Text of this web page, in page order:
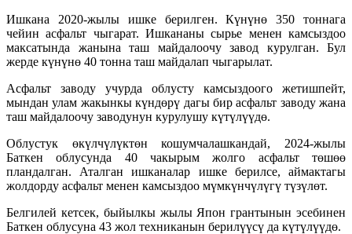
Ишкана 2020-жылы ишке берилген. Күнүнө 350 тоннага
чейин асфальт чыгарат. Ишкананы сырье менен камсыздоо
максатында жанына таш майдалоочу завод курулган. Бул
жерде күнүнө 40 тонна таш майдалап чыгарылат.
Асфальт заводу учурда облусту камсыздоого жетишпейт,
мындан улам жакынкы күндөрү дагы бир асфальт заводу жана
таш майдалоочу заводунун курулушу күтүлүүдө.
Облустук өкүлчүлүктөн кошумчалашкандай, 2024-жылы
Баткен облусунда 40 чакырым жолго асфальт төшөө
пландалган. Аталган ишканалар ишке берилсе, аймактагы
жолдорду асфальт менен камсыздоо мүмкүнчүлүгү түзүлөт.
Белгилей кетсек, быйылкы жылы Япон грантынын эсебинен
Баткен облусуна 43 жол техниканын берилүүсү да күтүлүүдө.